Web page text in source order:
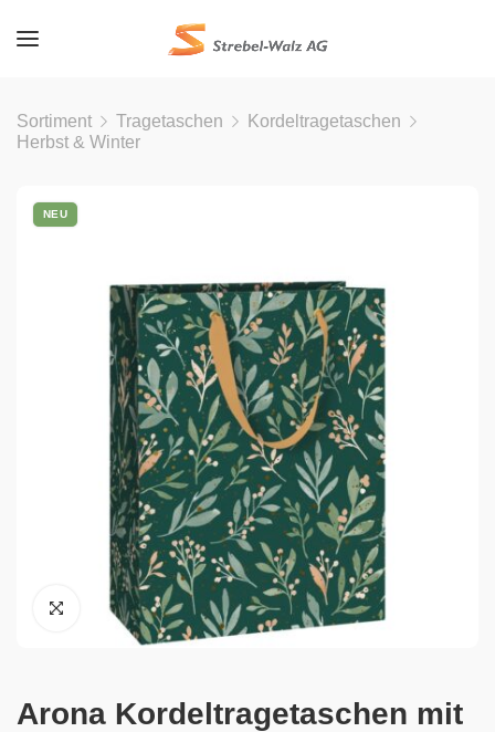
Sortiment Tragetaschen
Kordeltragetaschen
Herbst & Winter
NEU
Arona Kordeltragetaschen mit